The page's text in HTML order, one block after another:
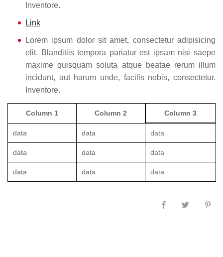
Inventore.
Link
Lorem ipsum dolor sit amet, consectetur adipisicing
elit. Blanditiis tempora pariatur est ipsam nisi saepe
maxime quisquam soluta atque beatae rerum illum
incidunt, aut harum unde, facilis nobis, consectetur.
Inventore.
Column 1 Column 2 Column 3
data data data
data data data
data data data